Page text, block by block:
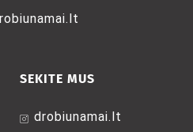
SEKITE MUS
drobiunamai.lt